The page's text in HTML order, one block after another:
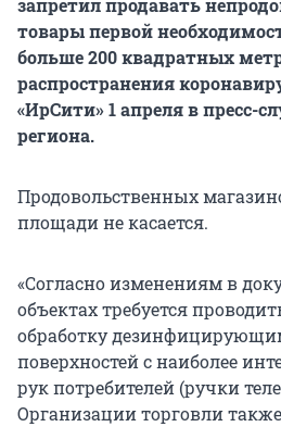
запретил продавать
товары первой
больше 200 квадратных
распространения
«ИрСити» 1 апреля в пресс-
региона.
Продовольственных
площади не касается.
«Согласно изменениям в
объектах требуется
обработку
поверхностей с наиболее
рук потребителей (ручки
Организации торговли